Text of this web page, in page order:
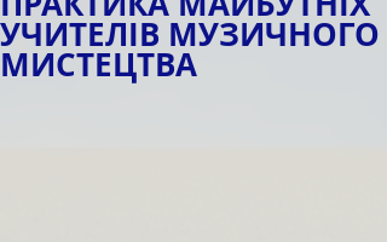
УЧИТЕЛІВ МУЗИЧНОГО
МИСТЕЦТВА